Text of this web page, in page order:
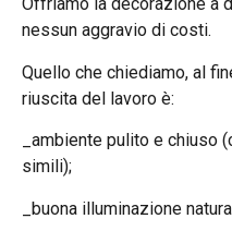
Offriamo la decorazione a
nessun aggravio di costi.
Quello che chiediamo, al
riuscita del lavoro è:
_ambiente pulito e chiuso
simili);
_buona illuminazione